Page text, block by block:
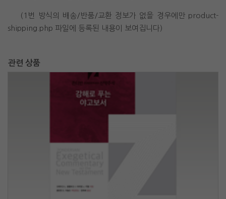
(1번 방식의 배송/반품/교환 정보가 없을 경우에만 product-
shipping.php 파일에 등록된 내용이 보여집니다)
관련 상품